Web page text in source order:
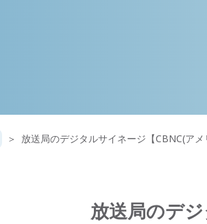
放送局のデジタルサイネージ【CBNC(アメ
放送局のデジ